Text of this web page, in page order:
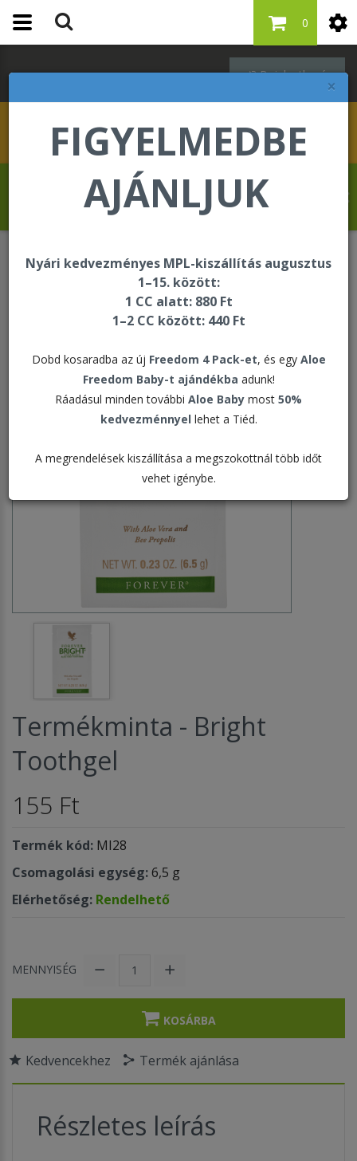
×
FIGYELMEDBE
AJÁNLJUK
Nyári kedvezményes MPL-kiszállítás augusztus
1–15. között:
1 CC alatt: 880 Ft
1–2 CC között: 440 Ft
Dobd kosaradba az új Freedom 4 Pack-et, és egy Aloe
Freedom Baby-t ajándékba adunk!
Ráadásul minden további Aloe Baby most 50%
kedvezménnyel lehet a Tiéd.
A megrendelések kiszállítása a megszokottnál több időt
vehet igénybe.
Bejelentkezés
0
Molnár Tibor üdvözli Önt a Forever Living
internetes áruházában!
Oktatási és segédanyagok
Termékminta - Bright Toothgel
Termékminta - Bright
Toothgel
155 Ft
Termék kód: MI28
Csomagolási egység:6,5 g
Elérhetőség: Rendelhető
MENNYISÉG
KOSÁRBA
Kedvencekhez Termék ajánlása
Részletes leírás